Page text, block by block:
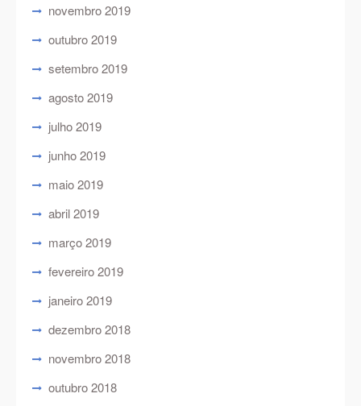
novembro 2019
outubro 2019
setembro 2019
agosto 2019
julho 2019
junho 2019
maio 2019
abril 2019
março 2019
fevereiro 2019
janeiro 2019
dezembro 2018
novembro 2018
outubro 2018